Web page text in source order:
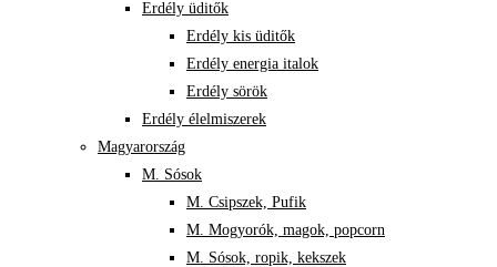
Erdély üditők
Erdély kis üditők
Erdély energia italok
Erdély sörök
Erdély élelmiszerek
Magyarország
M. Sósok
M. Csipszek, Pufik
M. Mogyorók, magok, popcorn
M. Sósok, ropik, kekszek